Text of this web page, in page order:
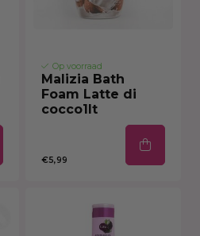
Op voorraad
Malizia Bath
Foam Latte di
cocco1lt
€5,99